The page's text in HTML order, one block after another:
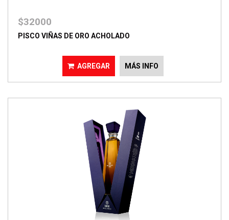
$32000
PISCO VIÑAS DE ORO ACHOLADO
AGREGAR MÁS INFO